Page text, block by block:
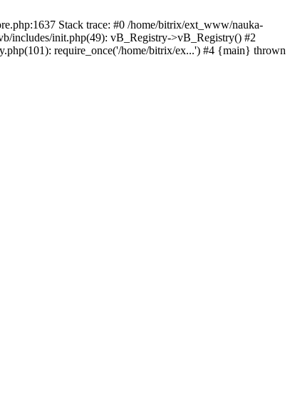
Stack trace: #0 /home/bitrix/ext_www/nauka-
includes/init.php(49): vB_Registry->vB_Registry() #2
require_once('/home/bitrix/ex...') #4 {main} thrown